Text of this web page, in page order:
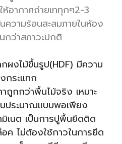
อากาศถ่ายเททุกๆ2-3
วามร้อนสะสมภายในห้อง
กว่าสภาวะปกติ
ผงไม้ขึ้นรูป(HDF) มีความ
กระแทก
ถูกกว่าพื้นไม้จริง เหมาะ
ประมาณแบบพอเพียง
เนต เป็นการปูพื้นยึดติด
ค ไม่ต้องใช้กาวในการยึด